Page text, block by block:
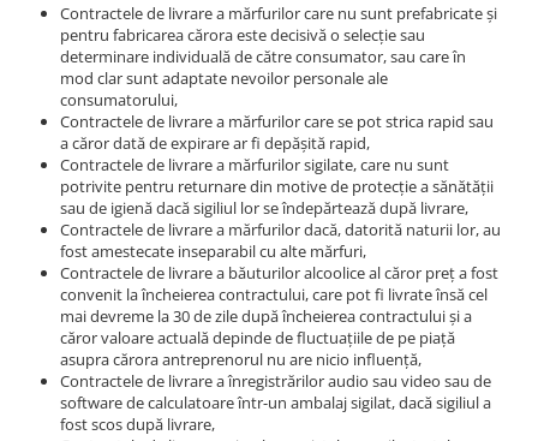
Contractele de livrare a mărfurilor care nu sunt prefabricate și
pentru fabricarea cărora este decisivă o selecție sau
determinare individuală de către consumator, sau care în
mod clar sunt adaptate nevoilor personale ale
consumatorului,
Contractele de livrare a mărfurilor care se pot strica rapid sau
a căror dată de expirare ar fi depășită rapid,
Contractele de livrare a mărfurilor sigilate, care nu sunt
potrivite pentru returnare din motive de protecție a sănătății
sau de igienă dacă sigiliul lor se îndepărtează după livrare,
Contractele de livrare a mărfurilor dacă, datorită naturii lor, au
fost amestecate inseparabil cu alte mărfuri,
Contractele de livrare a băuturilor alcoolice al căror preț a fost
convenit la încheierea contractului, care pot fi livrate însă cel
mai devreme la 30 de zile după încheierea contractului și a
căror valoare actuală depinde de fluctuațiile de pe piață
asupra cărora antreprenorul nu are nicio influență,
Contractele de livrare a înregistrărilor audio sau video sau de
software de calculatoare într-un ambalaj sigilat, dacă sigiliul a
fost scos după livrare,